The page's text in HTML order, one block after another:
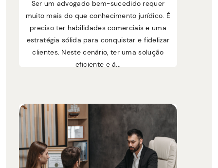
Ser um advogado bem-sucedido requer
muito mais do que conhecimento jurídico. É
preciso ter habilidades comerciais e uma
estratégia sólida para conquistar e fidelizar
clientes. Neste cenário, ter uma solução
eficiente e á...